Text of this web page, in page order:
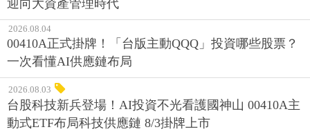
迎向大資產管理時代
2026.08.04
00410A正式掛牌！「台版主動QQQ」投資哪些股票？
一次看懂AI供應鏈布局
2026.08.03
台股科技新兵登場！AI投資不光看護國神山 00410A主
動式ETF布局科技供應鏈 8/3掛牌上市